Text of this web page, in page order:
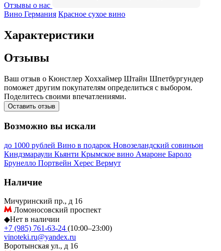
Отзывы о нас
Вино Германия Красное сухое вино
Характеристики
Отзывы
Ваш отзыв о Кюнстлер Хоххаймер Штайн Шпетбургундер
поможет другим покупателям определиться с выбором.
Поделитесь своими впечатлениями.
Оставить отзыв
Возможно вы искали
до 1000 рублей Вино в подарок Новозеландский совиньон
Киндзмараули Кьянти Крымское вино Амароне Бароло
Брунелло Портвейн Херес Вермут
Наличие
Мичуринский пр., д 16
Ломоносовский проспект
◆Нет в наличии
+7 (985) 761-63-24 (10:00–23:00)
vinoteki.ru@yandex.ru
Воротынская ул., д 16